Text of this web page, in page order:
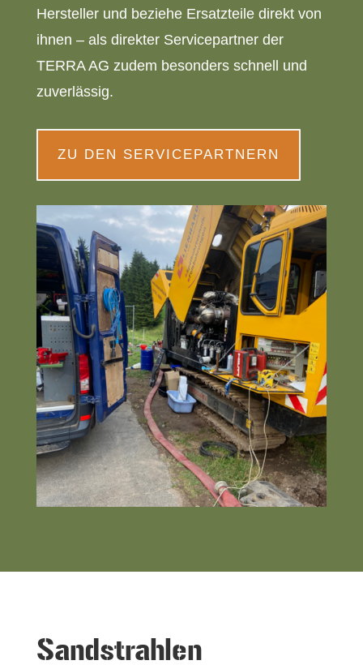
Hersteller und beziehe Ersatzteile direkt von
ihnen – als direkter Servicepartner der
TERRA AG zudem besonders schnell und
zuverlässig.
ZU DEN SERVICEPARTNERN
Sandstrahlen